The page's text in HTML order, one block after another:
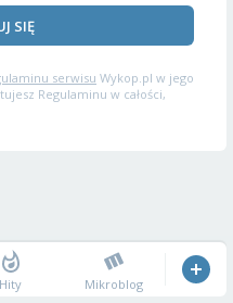
SIĘ
serwisu Wykop.pl w jego
Regulaminu w całości,
Hity Mikroblog